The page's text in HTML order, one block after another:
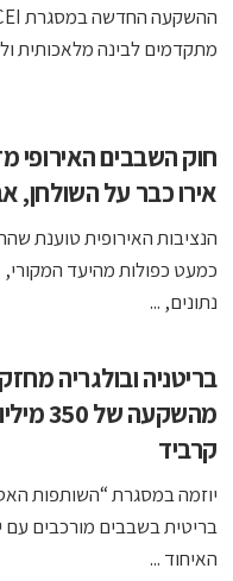
מתקדמים לבינה מלאכותית
אירו כבר על השולחן,
כמעט כפולות מהיעד
נתונים, ...
בריטניה ובולגריה
קרביד
יוזמה במסגרת “השותפות
בריטית בשבבים מורכבים עם
האיחוד ...